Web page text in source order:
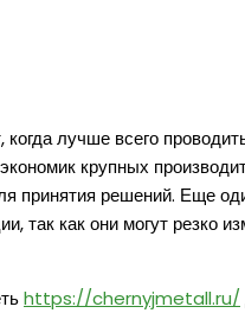
лучше всего
крупных
принятия решений. Еще
так как они могут резко
https://chernyjmetall.ru/